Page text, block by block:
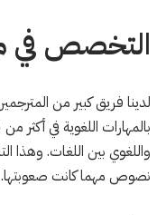
التخصص في
لدينا فريق كبير من
واللغوي بين اللغات. وهذا
نصوص مهما كانت صعوبتها.